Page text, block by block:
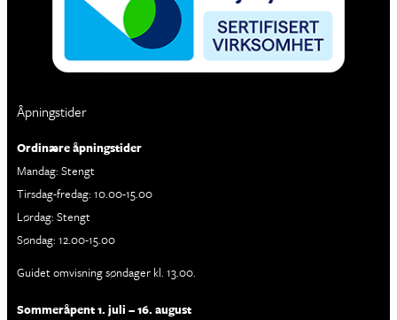
Åpningstider
Ordinære åpningstider
Mandag: Stengt
Tirsdag-fredag: 10.00-15.00
Lørdag: Stengt
Søndag: 12.00-15.00
Guidet omvisning søndager kl. 13.00.
Sommeråpent 1. juli – 16. august